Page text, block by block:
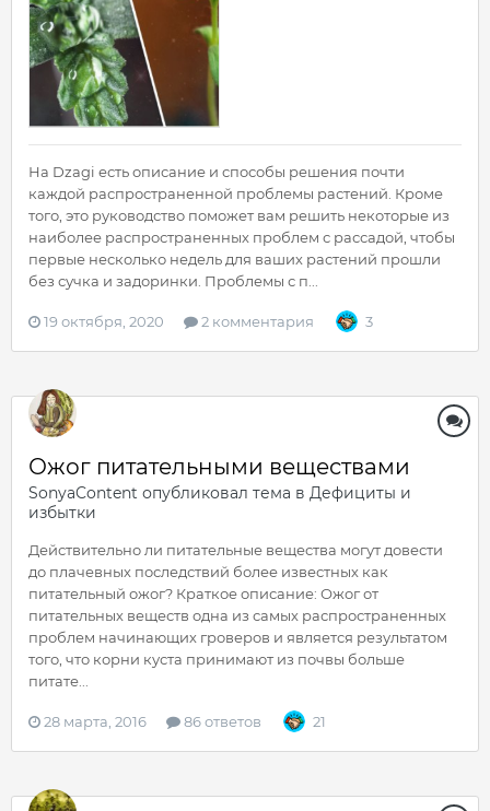
На Dzagi есть описание и способы решения почти
каждой распространенной проблемы растений. Кроме
того, это руководство поможет вам решить некоторые из
наиболее распространенных проблем с рассадой, чтобы
первые несколько недель для ваших растений прошли
без сучка и задоринки. Проблемы с п...
19 октября, 2020 2 комментария 3
Ожог питательными веществами
SonyaContent опубликовал тема в Дефициты и
избытки
Действительно ли питательные вещества могут довести
до плачевных последствий более известных как
питательный ожог? Краткое описание: Ожог от
питательных веществ одна из самых распространенных
проблем начинающих гроверов и является результатом
того, что корни куста принимают из почвы больше
питате...
28 марта, 2016 86 ответов 21